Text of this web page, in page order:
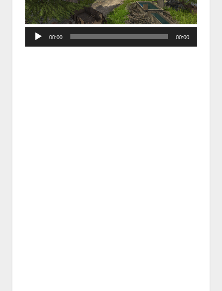
Player
00:00 00:00